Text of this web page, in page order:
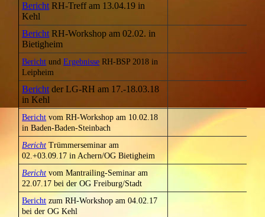
Bericht RH-Treff am 13.04.19 in
Kehl
Bericht RH-Workshop am 02.02. in
Bietigheim
Bericht undErgebnisse RH-BSP 2018 in
Leipheim
Bericht der LG-RH am 17.-18.03.18
in Kehl
Bericht vom RH-Workshop am 10.02.18
in Baden-Baden-Steinbach
Bericht Trümmerseminar am
02.+03.09.17 in Achern/OG Bietigheim
Bericht vom Mantrailing-Seminar am
22.07.17 bei der OG Freiburg/Stadt
Bericht zum RH-Workshop am 04.02.17
bei der OG Kehl